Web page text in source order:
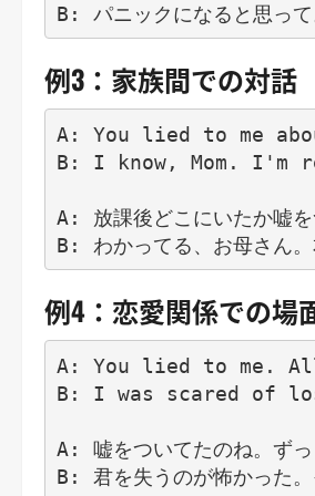
例3：家族間での対話
A: You lied to me
B: I know, Mom. I'm
A: 放課後どこにいたか嘘を
例4：恋愛関係での場
A: You lied to me.
B: I was scared of
A: 嘘をついてたのね。ずっ